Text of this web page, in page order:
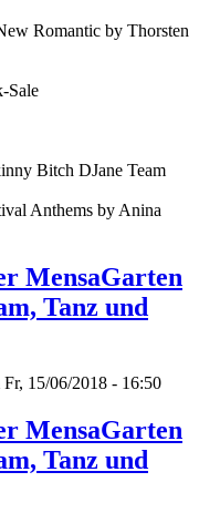
Romantic by Thorsten
Sale
Bitch DJane Team
Anthems by Anina
MensaGarten
Tanz und
Fr, 15/06/2018 - 16:50
MensaGarten
Tanz und